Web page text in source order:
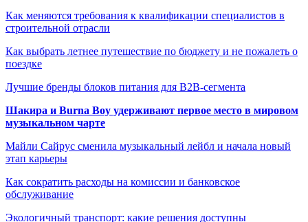
Как меняются требования к квалификации специалистов в
строительной отрасли
Как выбрать летнее путешествие по бюджету и не пожалеть о
поездке
Лучшие бренды блоков питания для B2B-сегмента
Шакира и Burna Boy удерживают первое место в мировом
музыкальном чарте
Майли Сайрус сменила музыкальный лейбл и начала новый
этап карьеры
Как сократить расходы на комиссии и банковское
обслуживание
Экологичный транспорт: какие решения доступны